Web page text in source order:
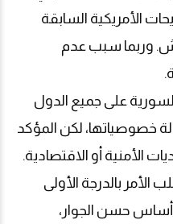
الأمريكية السابقة
وربما سبب عدم
.
السورية على جميع الدول
خصوصياتها، لكن المؤكد
الأمنية أو الاقتصادية.
الأمر بالدرجة الأولى
أساس حسن الجوار،